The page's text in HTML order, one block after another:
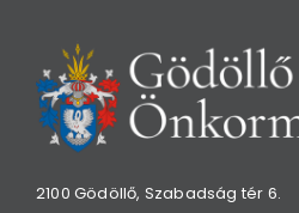
2100 Gödöllő, Szabadság tér 6.